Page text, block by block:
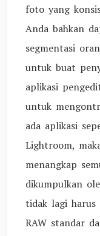
foto yang
Anda bahkan
segmentasi
untuk buat
aplikasi
untuk
ada aplikasi
Lightroom,
menangkap
dikumpulkan
tidak lagi
RAW standar